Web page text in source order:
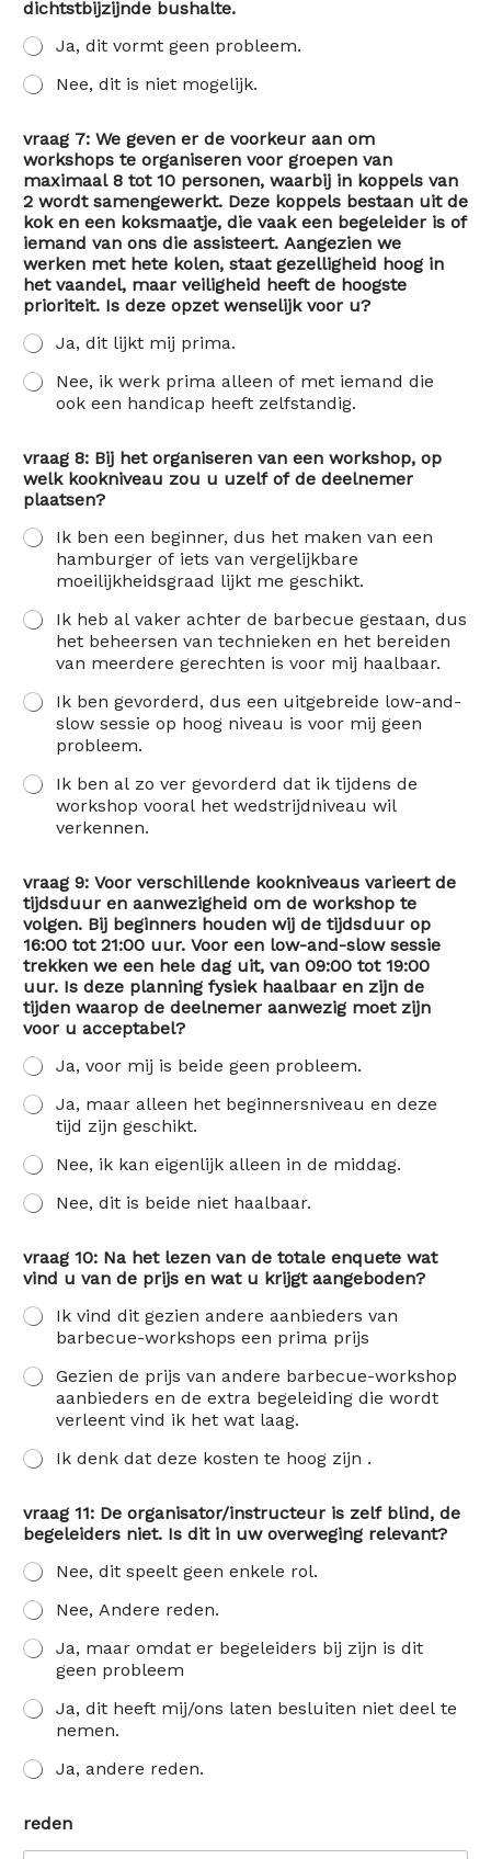
dichtstbijzijnde bushalte.
Ja, dit vormt geen probleem.
Nee, dit is niet mogelijk.
vraag 7: We geven er de voorkeur aan om
workshops te organiseren voor groepen van
maximaal 8 tot 10 personen, waarbij in koppels van
2 wordt samengewerkt. Deze koppels bestaan uit de
kok en een koksmaatje, die vaak een begeleider is of
iemand van ons die assisteert. Aangezien we
werken met hete kolen, staat gezelligheid hoog in
het vaandel, maar veiligheid heeft de hoogste
prioriteit. Is deze opzet wenselijk voor u?
Ja, dit lijkt mij prima.
Nee, ik werk prima alleen of met iemand die
ook een handicap heeft zelfstandig.
vraag 8: Bij het organiseren van een workshop, op
welk kookniveau zou u uzelf of de deelnemer
plaatsen?
Ik ben een beginner, dus het maken van een
hamburger of iets van vergelijkbare
moeilijkheidsgraad lijkt me geschikt.
Ik heb al vaker achter de barbecue gestaan, dus
het beheersen van technieken en het bereiden
van meerdere gerechten is voor mij haalbaar.
Ik ben gevorderd, dus een uitgebreide low-and-
slow sessie op hoog niveau is voor mij geen
probleem.
Ik ben al zo ver gevorderd dat ik tijdens de
workshop vooral het wedstrijdniveau wil
verkennen.
vraag 9: Voor verschillende kookniveaus varieert de
tijdsduur en aanwezigheid om de workshop te
volgen. Bij beginners houden wij de tijdsduur op
16:00 tot 21:00 uur. Voor een low-and-slow sessie
trekken we een hele dag uit, van 09:00 tot 19:00
uur. Is deze planning fysiek haalbaar en zijn de
tijden waarop de deelnemer aanwezig moet zijn
voor u acceptabel?
Ja, voor mij is beide geen probleem.
Ja, maar alleen het beginnersniveau en deze
tijd zijn geschikt.
Nee, ik kan eigenlijk alleen in de middag.
Nee, dit is beide niet haalbaar.
vraag 10: Na het lezen van de totale enquete wat
vind u van de prijs en wat u krijgt aangeboden?
Ik vind dit gezien andere aanbieders van
barbecue-workshops een prima prijs
Gezien de prijs van andere barbecue-workshop
aanbieders en de extra begeleiding die wordt
verleent vind ik het wat laag.
Ik denk dat deze kosten te hoog zijn .
vraag 11: De organisator/instructeur is zelf blind, de
begeleiders niet. Is dit in uw overweging relevant?
Nee, dit speelt geen enkele rol.
Nee, Andere reden.
Ja, maar omdat er begeleiders bij zijn is dit
geen probleem
Ja, dit heeft mij/ons laten besluiten niet deel te
nemen.
Ja, andere reden.
reden